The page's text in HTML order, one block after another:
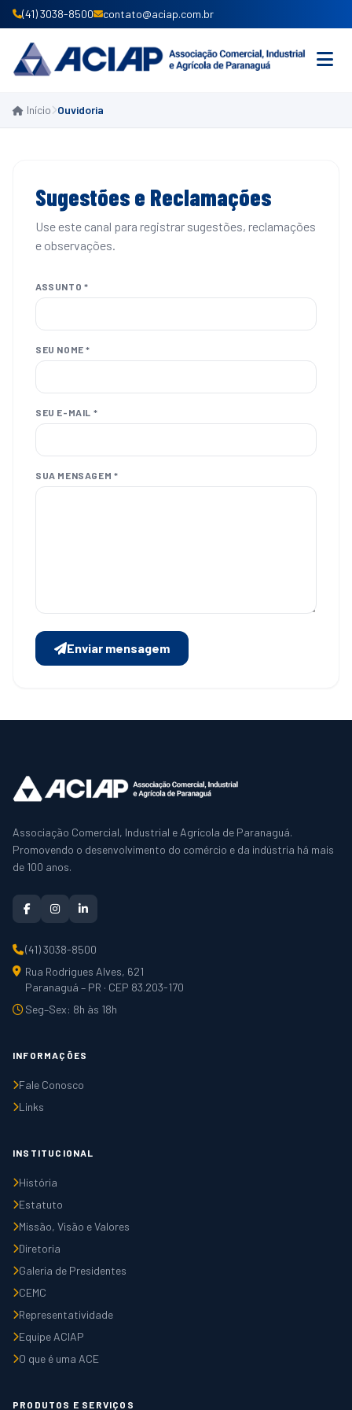
(41) 3038-8500 contato@aciap.com.br
INICIO
ASSOCIE-SE
CONVÊNIOS
Início Ouvidoria
Sugestões e Reclamações
Use este canal para registrar sugestões, reclamações
e observações.
ASSUNTO *
SEU NOME *
SEU E-MAIL *
SUA MENSAGEM *
Enviar mensagem
Associação Comercial, Industrial e Agrícola de Paranaguá.
Promovendo o desenvolvimento do comércio e da indústria há mais
de 100 anos.
(41) 3038-8500
Rua Rodrigues Alves, 621
Paranaguá – PR · CEP 83.203-170
Seg–Sex: 8h às 18h
INFORMAÇÕES
Fale Conosco
Links
INSTITUCIONAL
História
Estatuto
Missão, Visão e Valores
Diretoria
Galeria de Presidentes
CEMC
Representatividade
Equipe ACIAP
O que é uma ACE
PRODUTOS E SERVIÇOS